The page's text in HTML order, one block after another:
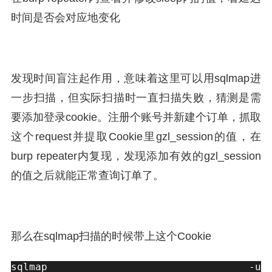
时间是否会对应地变化
发现时间盲注起作用，意味着这里可以用sqlmap进
一步扫描，但实际扫描时一直扫描失败，猜测是需
要添加登录cookie。注册个账号并新建个订单，抓取
这个request并提取Cookie里gzl_session的值，在
burp repeater内复现，发现添加有效的gzl_session
的值之后就能正常查询订单了。
那么在sqlmap扫描的时候带上这个Cookie
sqlmap -u